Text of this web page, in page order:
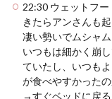
22:30 ウェットフ
きたらアンさんも起
凄い勢いでムシャム
いつもは細かく崩
ていたし、いつも
が食べやすかった
→すぐベッドに戻る